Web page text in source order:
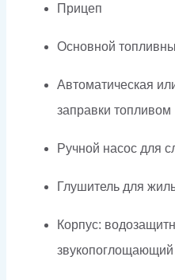
Прицеп
Основной
Автоматическая
заправки топливом
Ручной насос для
Глушитель для
Корпус:
звукопоглощающий